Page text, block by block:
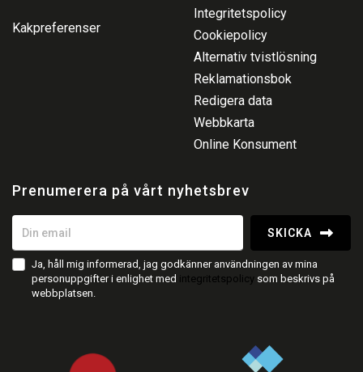
Kakpreferenser
Integritetspolicy
Cookiepolicy
Alternativ tvistlösning
Reklamationsbok
Redigera data
Webbkarta
Online Konsument
Prenumerera på vårt nyhetsbrev
SKICKA
Ja, håll mig informerad, jag godkänner användningen av mina
personuppgifter i enlighet med integritetspolicy som beskrivs på
webbplatsen.